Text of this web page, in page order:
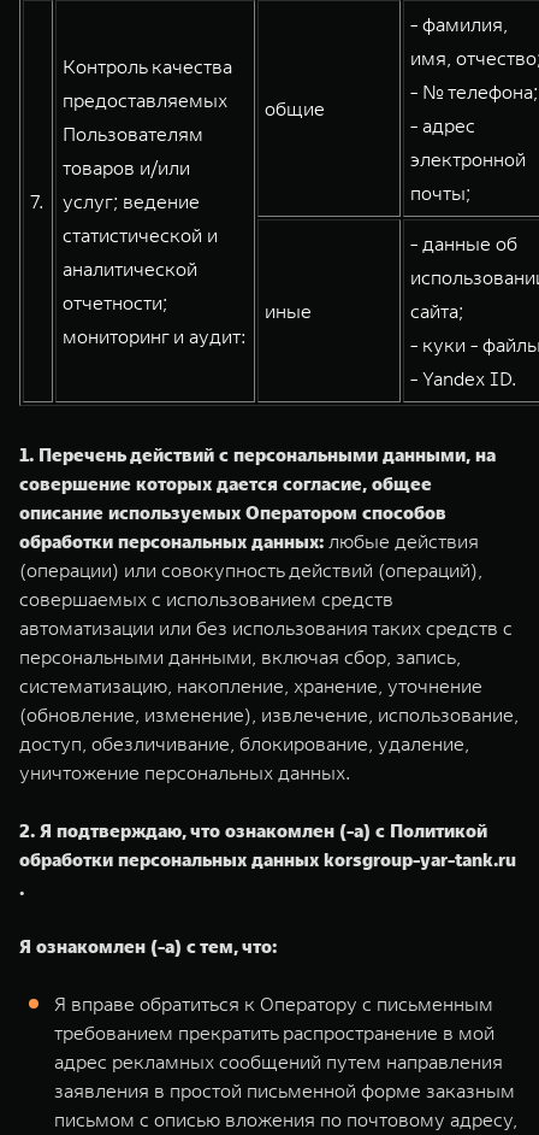
7.
Контроль качества
предоставляемых
Пользователям
товаров и/или
услуг; ведение
статистической и
аналитической
отчетности;
мониторинг и аудит:
общие
- фамилия,
имя,
- № телефона;
- адрес
электронной
почты;
иные
- данные об
сайта;
- куки -
- Yandex ID.
1. Перечень действий с персональными данными, на
совершение которых дается согласие, общее
описание используемых Оператором способов
обработки персональных данных: любые действия
(операции) или совокупность действий (операций),
совершаемых с использованием средств
автоматизации или без использования таких средств с
персональными данными, включая сбор, запись,
систематизацию, накопление, хранение, уточнение
(обновление, изменение), извлечение, использование,
доступ, обезличивание, блокирование, удаление,
уничтожение персональных данных.
2. Я подтверждаю, что ознакомлен (-а) с Политикой
обработки персональных данных korsgroup-yar-tank.ru
.
Я ознакомлен (-а) с тем, что:
Я вправе обратиться к Оператору с письменным
требованием прекратить распространение в мой
адрес рекламных сообщений путем направления
заявления в простой письменной форме заказным
письмом с описью вложения по почтовому адресу,